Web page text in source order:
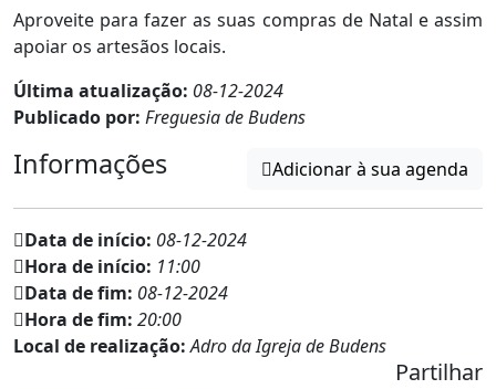
Aproveite para fazer as suas compras de Natal e assim
apoiar os artesãos locais.
Última atualização: 08-12-2024
Publicado por: Freguesia de Budens
Informações Adicionar à sua agenda
Data de início: 08-12-2024
Hora de início: 11:00
Data de fim: 08-12-2024
Hora de fim: 20:00
Local de realização:Adro da Igreja de Budens
Partilhar